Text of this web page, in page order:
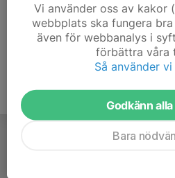
Vi använder oss av kakor
webbplats ska fungera
även för webbanalys i
förbättra våra
Så använder
Godkänn
Bara